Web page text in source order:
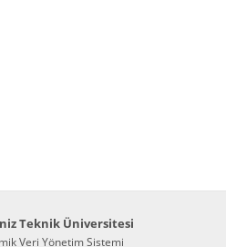
Teknik Üniversitesi
Veri Yönetim Sistemi